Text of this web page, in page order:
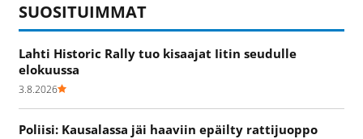
SUOSITUIMMAT
Lahti Historic Rally tuo kisaajat Iitin seudulle
elokuussa
3.8.2026
Poliisi: Kausalassa jäi haaviin epäilty rattijuoppo